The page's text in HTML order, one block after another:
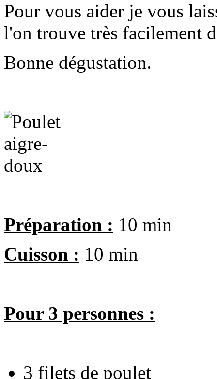
Pour vous aider je vous
l'on trouve très facilement
Bonne dégustation.
Préparation : 10 min
Cuisson : 10 min
Pour 3 personnes :
3 filets de poulet